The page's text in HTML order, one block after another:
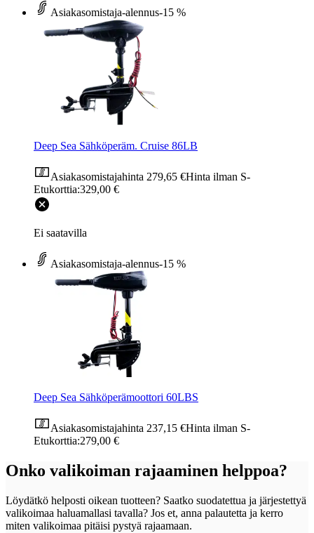
Asiakasomistaja-alennus-15 %
Deep Sea Sähköperäm. Cruise 86LB
Asiakasomistajahinta 279,65 €Hinta ilman S-
Etukorttia:329,00 €
Ei saatavilla
Asiakasomistaja-alennus-15 %
Deep Sea Sähköperämoottori 60LBS
Asiakasomistajahinta 237,15 €Hinta ilman S-
Etukorttia:279,00 €
Onko valikoiman rajaaminen helppoa?
Löydätkö helposti oikean tuotteen? Saatko suodatettua ja järjestettyä
valikoimaa haluamallasi tavalla? Jos et, anna palautetta ja kerro
miten valikoimaa pitäisi pystyä rajaamaan.